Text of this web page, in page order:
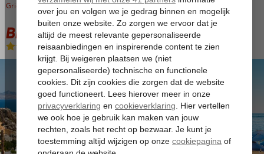
Home
Griekenland Rhodos Bingoreizen Rhodos Bingo Rhodos Appartementen
Bingo Rhodos Appartementen
Logies-Appartement